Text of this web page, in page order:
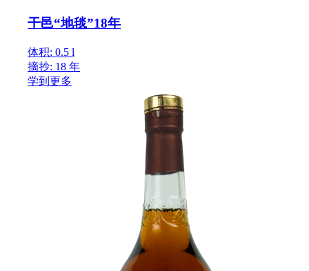
干邑“地毯”18年
体积: 0.5 l
摘抄: 18 年
学到更多